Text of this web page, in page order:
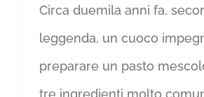
Circa duemila anni fa,
leggenda, un cuoco
preparare un pasto
tre ingredienti molto